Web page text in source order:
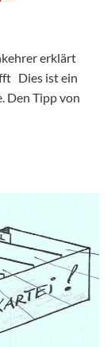
erklärt
Dies ist ein
Den Tipp von